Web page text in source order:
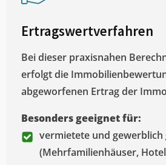
Ertragswertverfahren
Bei dieser praxisnahen
erfolgt die
abgeworfenen Ertrag der
Besonders geeignet für:
vermietete und
(Mehrfamilienhäuser,